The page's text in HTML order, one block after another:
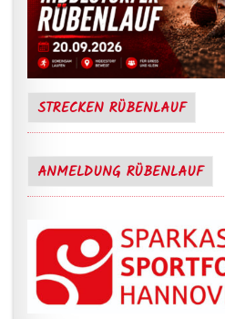
STRECKEN RÜBENLAUF
ANMELDUNG RÜBENLAUF